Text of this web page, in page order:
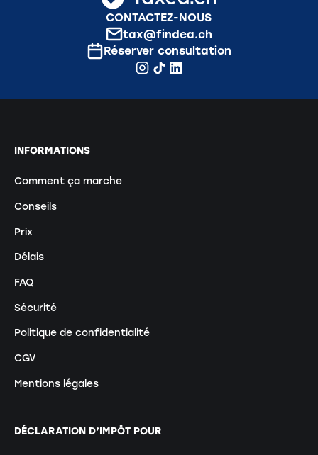
CONTACTEZ-NOUS
tax@findea.ch
Réserver consultation
INFORMATIONS
Comment ça marche
Conseils
Prix
Délais
FAQ
Sécurité
Politique de confidentialité
CGV
Mentions légales
DÉCLARATION D’IMPÔT POUR